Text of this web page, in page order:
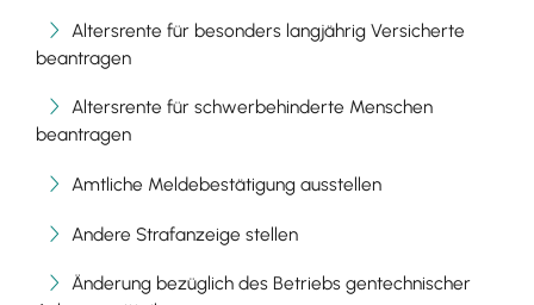
Altersrente für besonders langjährig Versicherte
beantragen
Altersrente für schwerbehinderte Menschen
beantragen
Amtliche Meldebestätigung ausstellen
Andere Strafanzeige stellen
Änderung bezüglich des Betriebs gentechnischer